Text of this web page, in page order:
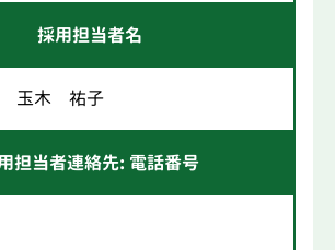
採用担当者名
木 祐子
担当者連絡先: 電話番号